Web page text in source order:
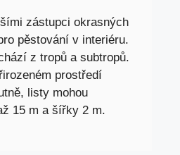
zástupci okrasných
pěstování v interiéru.
z tropů a subtropů.
prostředí
listy mohou
15 m a šířky 2 m.